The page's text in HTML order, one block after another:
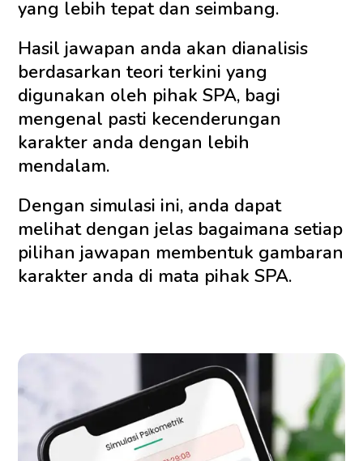
yang lebih tepat dan seimbang.
Hasil jawapan anda akan dianalisis
berdasarkan teori terkini yang
digunakan oleh pihak SPA, bagi
mengenal pasti kecenderungan
karakter anda dengan lebih
mendalam.
Dengan simulasi ini, anda dapat
melihat dengan jelas bagaimana setiap
pilihan jawapan membentuk gambaran
karakter anda di mata pihak SPA.